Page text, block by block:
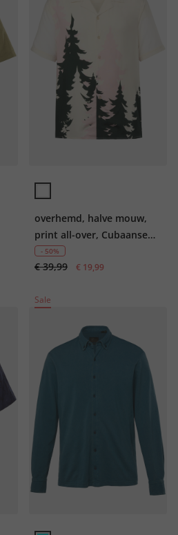
overhemd, halve mouw,
print all-over, Cubaanse
kraag, boxy Fit, tot 8XL
- 50%
€ 39,99 € 19,99
Sale